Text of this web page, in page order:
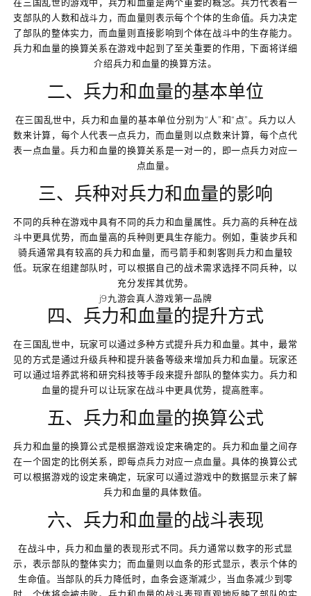
支部队的人数和战斗力，而血量则表示每个个体的生命值。兵力决定
了部队的整体实力，而血量则直接影响到个体在战斗中的生存能力。
兵力和血量的换算关系在游戏中起到了至关重要的作用，下面将详细
介绍兵力和血量的换算方法。
二、兵力和血量的基本单位
在三国乱世中，兵力和血量的基本单位分别为“人”和“点”。兵力以人
数来计算，每个人代表一点兵力，而血量则以点数来计算，每个点代
表一点血量。兵力和血量的换算关系是一对一的，即一点兵力对应一
点血量。
三、兵种对兵力和血量的影响
不同的兵种在游戏中具有不同的兵力和血量属性。兵力高的兵种在战
斗中更具优势，而血量高的兵种则更具生存能力。例如，重装步兵和
骑兵通常具有较高的兵力和血量，而弓箭手和刺客则兵力和血量较
低。玩家在组建部队时，可以根据自己的战术需求选择不同兵种，以
充分发挥其优势。
j9九游会真人游戏第一品牌
四、兵力和血量的提升方式
在三国乱世中，玩家可以通过多种方式提升兵力和血量。其中，最常
见的方式是通过升级兵种和提升装备等级来增加兵力和血量。玩家还
可以通过培养武将和研究科技等手段来提升部队的整体实力。兵力和
血量的提升可以让玩家在战斗中更具优势，提高胜率。
五、兵力和血量的换算公式
兵力和血量的换算公式是根据游戏设定来确定的。兵力和血量之间存
在一个固定的比例关系，即每点兵力对应一点血量。具体的换算公式
可以根据游戏的设定来确定，玩家可以通过游戏中的数据显示来了解
兵力和血量的具体数值。
六、兵力和血量的战斗表现
在战斗中，兵力和血量的表现形式不同。兵力通常以数字的形式显
示，表示部队的整体实力；而血量则以血条的形式显示，表示个体的
生命值。当部队的兵力降低时，血条会逐渐减少，当血条减少到零